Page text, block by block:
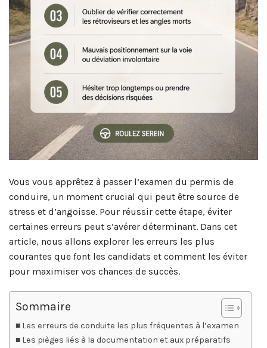
Vous vous apprêtez à passer l’examen du permis de
conduire, un moment crucial qui peut être source de
stress et d’angoisse. Pour réussir cette étape, éviter
certaines erreurs peut s’avérer déterminant. Dans cet
article, nous allons explorer les erreurs les plus
courantes que font les candidats et comment les éviter
pour maximiser vos chances de succès.
Sommaire
Les erreurs de conduite les plus fréquentes à l’examen
Les pièges liés à la documentation et aux préparatifs